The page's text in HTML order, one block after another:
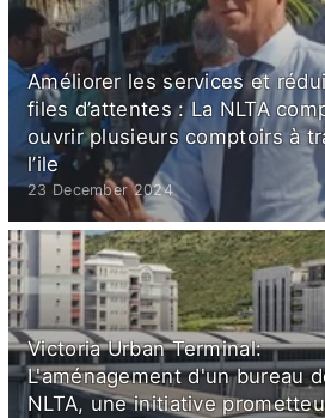
Améliorer les services et
files d’attentes : La NLTA
ouvrir plusieurs comptoirs à
l’ile
23 December 2024
Victoria Urban Terminal:
L'aménagement d'un bureau
NLTA, une initiative